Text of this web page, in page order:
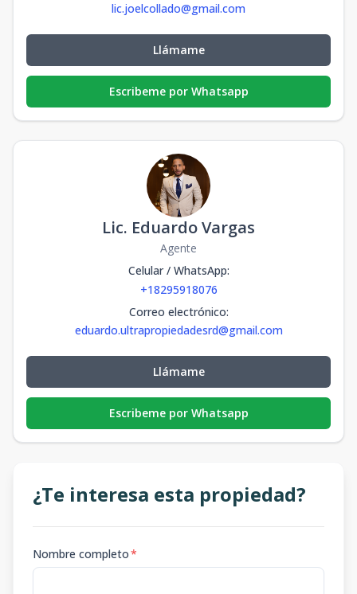
lic.joelcollado@gmail.com
Llámame
Escribeme por Whatsapp
Lic. Eduardo Vargas
Agente
Celular / WhatsApp:
+18295918076
Correo electrónico:
eduardo.ultrapropiedadesrd@gmail.com
Llámame
Escribeme por Whatsapp
¿Te interesa esta propiedad?
Nombre completo*